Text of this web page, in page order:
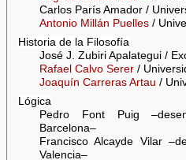
Carlos París Amador /
Antonio Millán Puelles/
Historia de la Filosofía
José J. Zubiri Apalategui /
Rafael Calvo Serer/
Joaquín Carreras Artau /
Lógica
Pedro Font Puig
Barcelona–
Francisco Alcayde Vilar
Valencia–